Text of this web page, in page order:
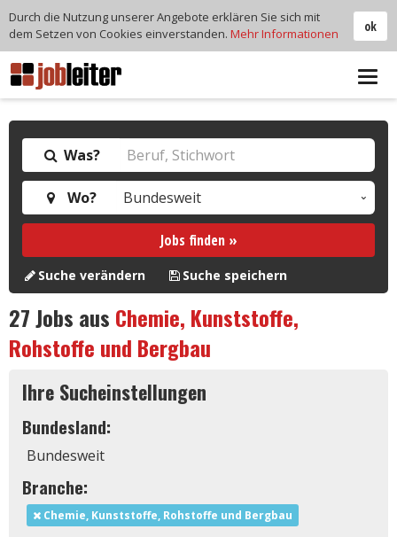
Was?
Wo?
Jobs finden »
Suche verändern Suche speichern
27Jobs aus Chemie, Kunststoffe,
Rohstoffe und Bergbau
Ihre Sucheinstellungen
Bundesland:
Bundesweit
Branche:
Chemie, Kunststoffe, Rohstoffe und Bergbau
ok
Durch die Nutzung unserer Angebote erklären Sie sich mit
dem Setzen von Cookies einverstanden. Mehr Informationen